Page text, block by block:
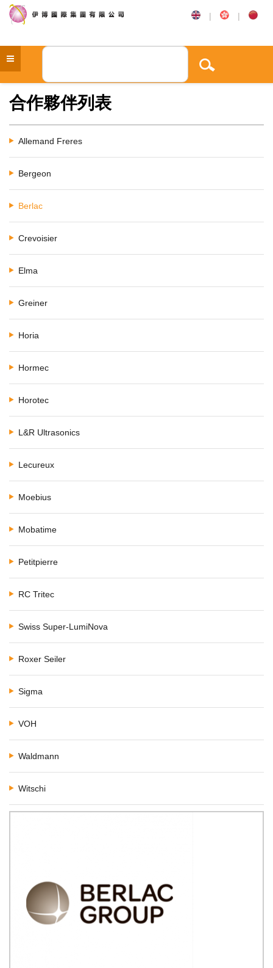
| |
合作夥伴列表
Allemand Freres
Bergeon
Berlac
Crevoisier
Elma
Greiner
Horia
Hormec
Horotec
L&R Ultrasonics
Lecureux
Moebius
Mobatime
Petitpierre
RC Tritec
Swiss Super-LumiNova
Roxer Seiler
Sigma
VOH
Waldmann
Witschi